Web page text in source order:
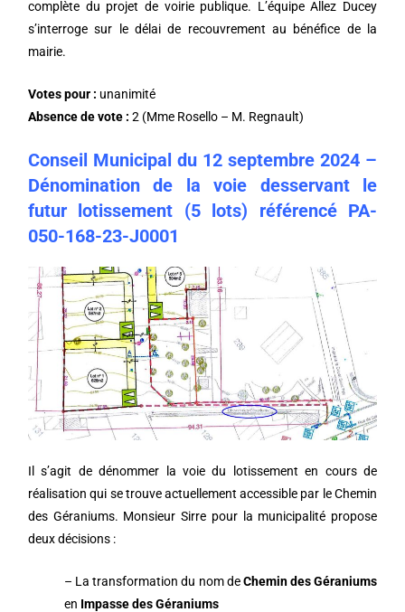
complète du projet de voirie publique. L’équipe Allez Ducey
s’interroge sur le délai de recouvrement au bénéfice de la
mairie.
Votes pour : unanimité
Absence de vote : 2 (Mme Rosello – M. Regnault)
Conseil Municipal du 12 septembre 2024 –
Dénomination de la voie desservant le
futur lotissement (5 lots) référencé PA-
050-168-23-J0001
Il s’agit de dénommer la voie du lotissement en cours de
réalisation qui se trouve actuellement accessible par le Chemin
des Géraniums. Monsieur Sirre pour la municipalité propose
deux décisions :
– La transformation du nom deChemin des Géraniums
en Impasse des Géraniums